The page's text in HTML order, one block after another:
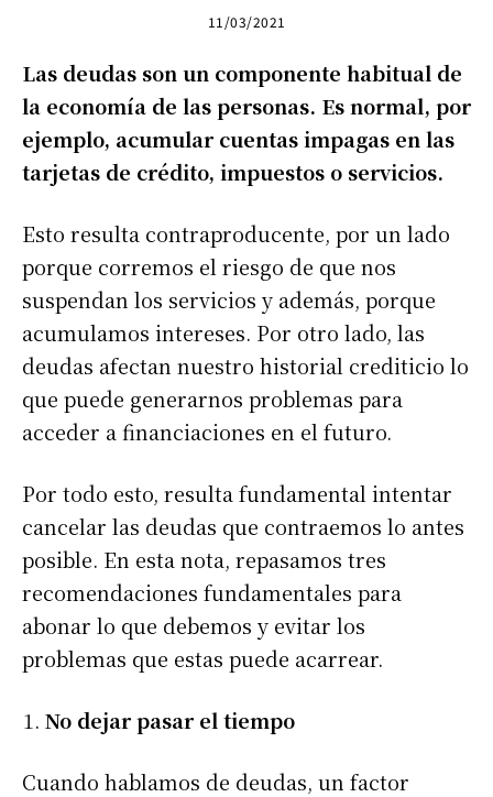
11/03/2021
Las deudas son un componente habitual de
la economía de las personas. Es normal, por
ejemplo, acumular cuentas impagas en las
tarjetas de crédito, impuestos o servicios.
Esto resulta contraproducente, por un lado
porque corremos el riesgo de que nos
suspendan los servicios y además, porque
acumulamos intereses. Por otro lado, las
deudas afectan nuestro historial crediticio lo
que puede generarnos problemas para
acceder a financiaciones en el futuro.
Por todo esto, resulta fundamental intentar
cancelar las deudas que contraemos lo antes
posible. En esta nota, repasamos tres
recomendaciones fundamentales para
abonar lo que debemos y evitar los
problemas que estas puede acarrear.
No dejar pasar el tiempo
Cuando hablamos de deudas, un factor